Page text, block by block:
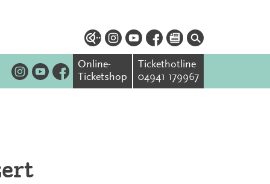
Online-
Ticketshop
Tickethotline
04941 179967